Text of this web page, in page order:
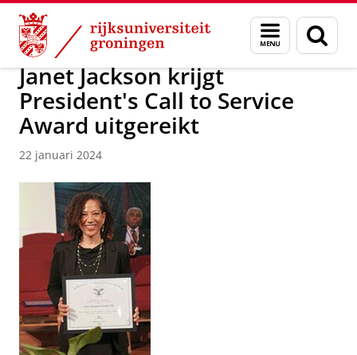
Skip
Content
Skip
Navigation
Menu
en
zoeken
Over ons Nieuwsarchief
Janet Jackson krijgt
President's Call to Service
Award uitgereikt
22 januari 2024